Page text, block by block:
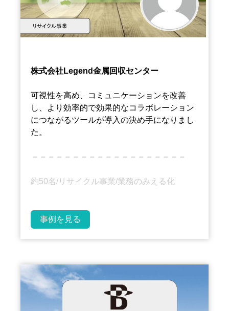
株式会社Legend金属回収センター
可視性を高め、コミュニケーションを改善
し、より効率的で効果的なコラボレーション
につながるツールが導入の決め手になりまし
た。
－－－－－－－－－－－－－－－－－－－
約50名/リサイクル事業/業務のみえる化
事例を見る